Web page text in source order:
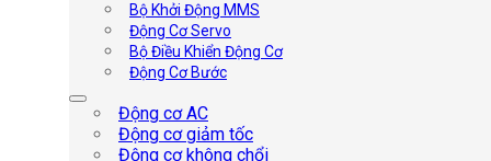
Bộ Khởi Động MMS
Động Cơ Servo
Bộ Điều Khiển Động Cơ
Động Cơ Bước
Động cơ AC
Động cơ giảm tốc
Động cơ không chổi